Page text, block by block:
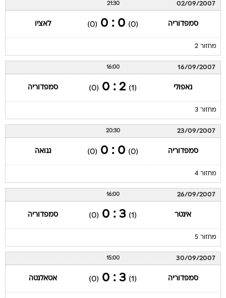
02/09/2007
21:30
סמפדוריה (0)
0 : 0
(0) לאציו
מחזור 2
16/09/2007
16:00
נאפולי (1)
2 : 0
(0) סמפדוריה
מחזור 3
23/09/2007
20:30
סמפדוריה (0)
0 : 0
(0) גנואה
מחזור 4
26/09/2007
16:00
אינטר (1)
3 : 0
(0) סמפדוריה
מחזור 5
30/09/2007
15:00
סמפדוריה (1)
3 : 0
(0) אטאלנטה